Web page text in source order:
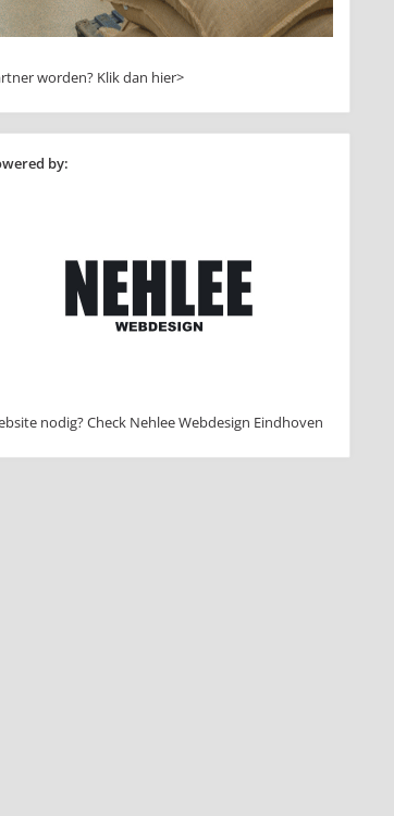
worden? Klik dan hier>
by:
nodig? Check Nehlee Webdesign Eindhoven